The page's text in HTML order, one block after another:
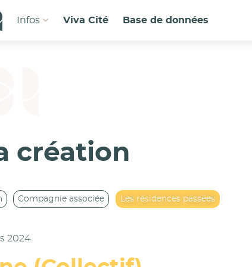
Infos Viva Cité Base de données
création
Compagnie associée Les résidences passées
2024